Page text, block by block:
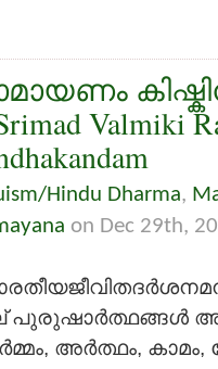
Valmiki
Hindu Dharma,
on Dec 29th,
പുരുഷാര്‍ത്ഥങ്ങള്‍
അര്‍ത്ഥം, കാമം,